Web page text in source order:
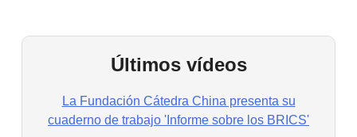
Últimos vídeos
La Fundación Cátedra China presenta su
cuaderno de trabajo 'Informe sobre los BRICS'